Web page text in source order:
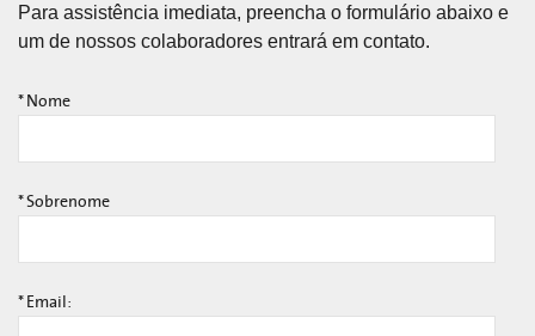
Para assistência imediata, preencha o formulário abaixo e
um de nossos colaboradores entrará em contato.
* Nome
*Sobrenome
* Email: